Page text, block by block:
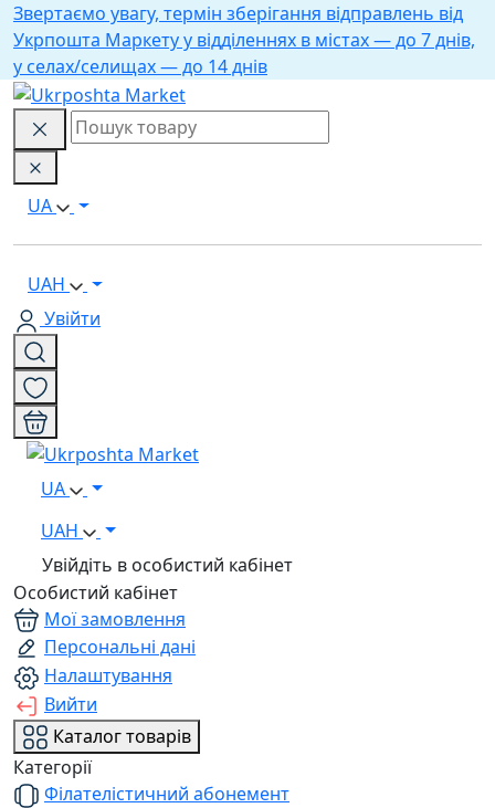
Звертаємо увагу, термін зберігання відправлень від
Укрпошта Маркету у відділеннях в містах — до 7 днів,
у селах/селищах — до 14 днів
UA
UAH
Увійти
UA
UAH
Увійдіть в особистий кабінет
Особистий кабінет
Мої замовлення
Персональні дані
Налаштування
Вийти
Каталог товарів
Категорії
Філателістичний абонемент